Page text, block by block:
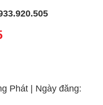
Phát | Ngày đăng: